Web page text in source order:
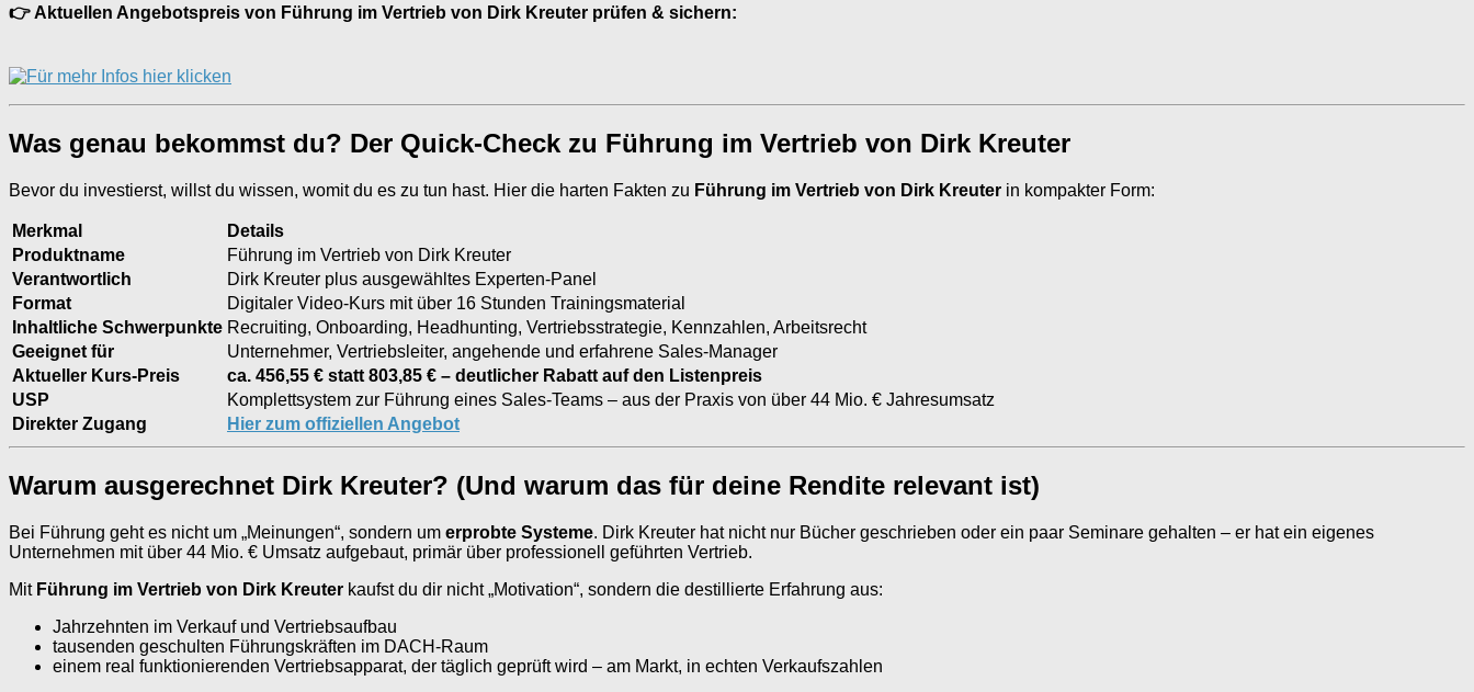
👉 Aktuellen Angebotspreis von Führung im Vertrieb von Dirk Kreuter prüfen & sichern:
Was genau bekommst du? Der Quick-Check zu Führung im Vertrieb von Dirk Kreuter
Bevor du investierst, willst du wissen, womit du es zu tun hast. Hier die harten Fakten zu Führung im Vertrieb von Dirk Kreuter in kompakter Form:
Merkmal
Details
Produktname
Führung im Vertrieb von Dirk Kreuter
Verantwortlich
Dirk Kreuter plus ausgewähltes Experten-Panel
Format
Digitaler Video-Kurs mit über 16 Stunden Trainingsmaterial
Inhaltliche Schwerpunkte Recruiting, Onboarding, Headhunting, Vertriebsstrategie, Kennzahlen, Arbeitsrecht
Geeignet für
Unternehmer, Vertriebsleiter, angehende und erfahrene Sales-Manager
Aktueller Kurs-Preis
ca. 456,55 € statt 803,85 € – deutlicher Rabatt auf den Listenpreis
USP
Komplettsystem zur Führung eines Sales-Teams – aus der Praxis von über 44 Mio. € Jahresumsatz
Direkter Zugang
Hier zum offiziellen Angebot
Warum ausgerechnet Dirk Kreuter? (Und warum das für deine Rendite relevant ist)
Bei Führung geht es nicht um „Meinungen“, sondern um erprobte Systeme. Dirk Kreuter hat nicht nur Bücher geschrieben oder ein paar Seminare gehalten – er hat ein eigenes
Unternehmen mit über 44 Mio. € Umsatz aufgebaut, primär über professionell geführten Vertrieb.
Mit Führung im Vertrieb von Dirk Kreuter kaufst du dir nicht „Motivation“, sondern die destillierte Erfahrung aus:
Jahrzehnten im Verkauf und Vertriebsaufbau
tausenden geschulten Führungskräften im DACH-Raum
einem real funktionierenden Vertriebsapparat, der täglich geprüft wird – am Markt, in echten Verkaufszahlen